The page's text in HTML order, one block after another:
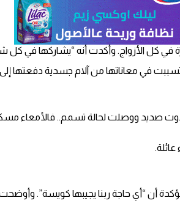
كل الأزواج. وأكدت أنه “يشاركها في كل
في معاناتها من آلام جسدية دفعتها
صديد ووصلت لحالة تسمم..
أن “أي حاجة ربنا يجيبها كويسة”. وأوضحت